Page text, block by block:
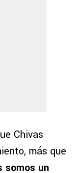
Chivas
más que
somos un